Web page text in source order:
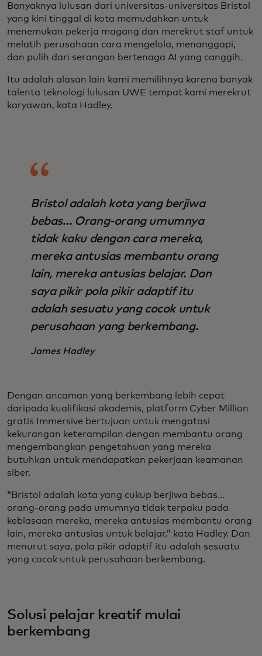
Banyaknya lulusan dari universitas-universitas Bristol
yang kini tinggal di kota memudahkan untuk
menemukan pekerja magang dan merekrut staf untuk
melatih perusahaan cara mengelola, menanggapi,
dan pulih dari serangan bertenaga AI yang canggih.
Itu adalah alasan lain kami memilihnya karena banyak
talenta teknologi lulusan UWE tempat kami merekrut
karyawan, kata Hadley.
Bristol adalah kota yang berjiwa
bebas… Orang-orang umumnya
tidak kaku dengan cara mereka,
mereka antusias membantu orang
lain, mereka antusias belajar. Dan
saya pikir pola pikir adaptif itu
adalah sesuatu yang cocok untuk
perusahaan yang berkembang.
James Hadley
Dengan ancaman yang berkembang lebih cepat
daripada kualifikasi akademis, platform Cyber Million
gratis Immersive bertujuan untuk mengatasi
kekurangan keterampilan dengan membantu orang
mengembangkan pengetahuan yang mereka
butuhkan untuk mendapatkan pekerjaan keamanan
siber.
“Bristol adalah kota yang cukup berjiwa bebas…
orang-orang pada umumnya tidak terpaku pada
kebiasaan mereka, mereka antusias membantu orang
lain, mereka antusias untuk belajar,” kata Hadley. Dan
menurut saya, pola pikir adaptif itu adalah sesuatu
yang cocok untuk perusahaan berkembang.
Solusi pelajar kreatif mulai
berkembang